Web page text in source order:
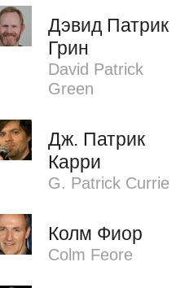
Дэвид Патрик
Грин
David Patrick
Green
Дж. Патрик
Карри
G. Patrick Currie
Колм Фиор
Colm Feore